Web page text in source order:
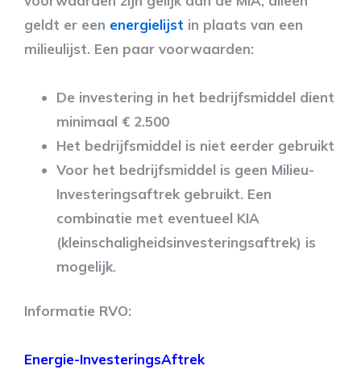
geldt er een energielijst in plaats van een
milieulijst. Een paar voorwaarden:
De investering in het bedrijfsmiddel dient
minimaal € 2.500
Het bedrijfsmiddel is niet eerder gebruikt
Voor het bedrijfsmiddel is geen Milieu-
Investeringsaftrek gebruikt. Een
combinatie met eventueel KIA
(kleinschaligheidsinvesteringsaftrek) is
mogelijk.
Informatie RVO:
Energie-InvesteringsAftrek